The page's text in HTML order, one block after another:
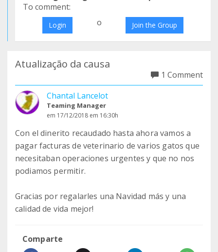
To comment:
Login o Join the Group
Atualização da causa
1 Comment
Chantal Lancelot
Teaming Manager
em 17/12/2018 em 16:30h
Con el dinerito recaudado hasta ahora vamos a
pagar facturas de veterinario de varios gatos que
necesitaban operaciones urgentes y que no nos
podiamos permitir.
Gracias por regalarles una Navidad más y una
calidad de vida mejor!
Comparte